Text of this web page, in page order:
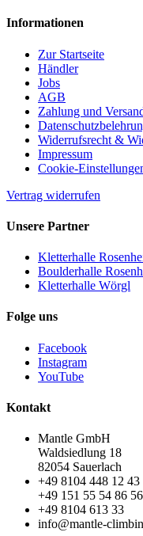
Informationen
Zur Startseite
Händler
Jobs
AGB
Zahlung und
Widerrufsrecht &
Impressum
Cookie-
Vertrag widerrufen
Unsere Partner
Kletterhalle
Boulderhalle
Kletterhalle Wörgl
Folge uns
Facebook
Instagram
YouTube
Kontakt
Mantle GmbH
Waldsiedlung 18
82054 Sauerlach
+49 8104 448 12 43
+49 151 55 54 86 56
+49 8104 613 33
info@mantle-